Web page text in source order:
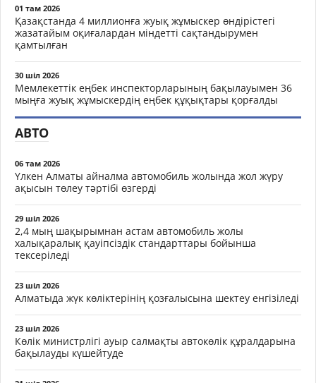
01 там 2026
Қазақстанда 4 миллионға жуық жұмыскер өндірістегі
жазатайым оқиғалардан міндетті сақтандырумен
қамтылған
30 шіл 2026
Мемлекеттік еңбек инспекторларының бақылауымен 36
мыңға жуық жұмыскердің еңбек құқықтары қорғалды
АВТО
06 там 2026
Үлкен Алматы айналма автомобиль жолында жол жүру
ақысын төлеу тәртібі өзгерді
29 шіл 2026
2,4 мың шақырымнан астам автомобиль жолы
халықаралық қауіпсіздік стандарттары бойынша
тексеріледі
23 шіл 2026
Алматыда жүк көліктерінің қозғалысына шектеу енгізіледі
23 шіл 2026
Көлік министрлігі ауыр салмақты автокөлік құралдарына
бақылауды күшейтуде